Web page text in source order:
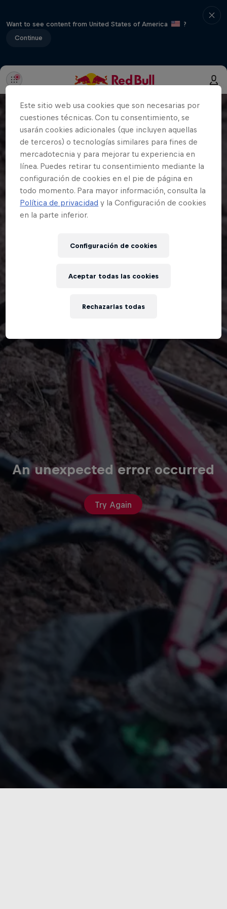
Want to see content from United States of America
?
Continue
An unexpected error occurred
Try Again
Este sitio web usa cookies que son necesarias por
cuestiones técnicas. Con tu consentimiento, se
usarán cookies adicionales (que incluyen aquellas
de terceros) o tecnologías similares para fines de
mercadotecnia y para mejorar tu experiencia en
línea. Puedes retirar tu consentimiento mediante la
configuración de cookies en el pie de página en
todo momento. Para mayor información, consulta la
Política de privacidad y la Configuración de cookies
en la parte inferior.
Configuración de cookies
Rechazarlas todas
Aceptar todas las cookies